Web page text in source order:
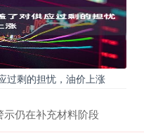
过剩的担忧，油价上涨
仍在补充材料阶段